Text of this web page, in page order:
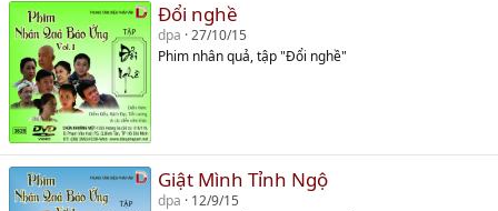
Đổi nghề
dpa 27/10/15
Phim nhân quả, tập "Đổi nghề"
Giật Mình Tỉnh Ngộ
dpa
12/9/15